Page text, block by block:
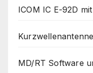
ICOM IC E-92D
MD/RT Software